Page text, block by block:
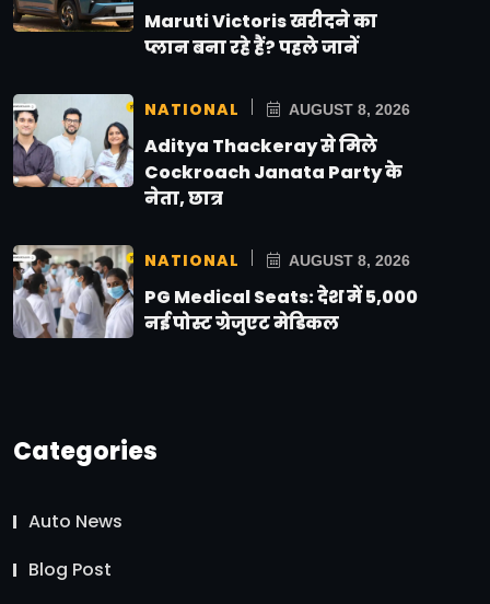
Maruti Victoris खरीदने का
प्लान बना रहे हैं? पहले जानें
NATIONAL AUGUST 8, 2026
Aditya Thackeray से मिले
Cockroach Janata Party के
नेता, छात्र
NATIONAL AUGUST 8, 2026
PG Medical Seats: देश में 5,000
नई पोस्ट ग्रेजुएट मेडिकल
Categories
Auto News
Blog Post